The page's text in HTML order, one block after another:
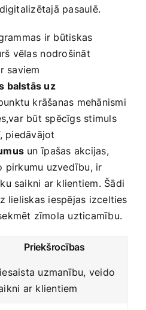
pasaulē.
ir būtiskas
vēlas ⁢nodrošināt‍
⁢saviem
​balstās uz
krāšanas mehānismi
būt spēcīgs stimuls
piedāvājot
un⁢ īpašas akcijas,
pirkumu uzvedību, ir
saikni ar klientiem. Šādi
lieliskas iespējas izcelties
zīmola uzticamību.
Priekšrocības
uzmanību, veido
ar klientiem